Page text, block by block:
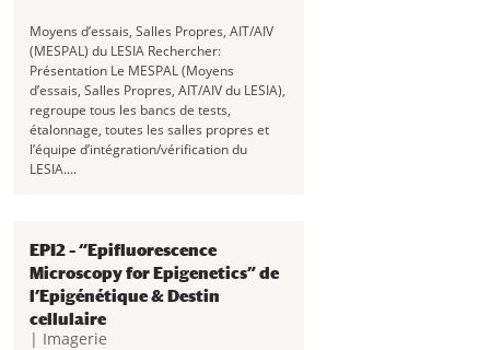
Moyens d’essais, Salles Propres, AIT/AIV
(MESPAL) du LESIA Rechercher:
Présentation Le MESPAL (Moyens
d’essais, Salles Propres, AIT/AIV du LESIA),
regroupe tous les bancs de tests,
étalonnage, toutes les salles propres et
l’équipe d’intégration/vérification du
LESIA....
EPI2 – “Epifluorescence
Microscopy for Epigenetics” de
l’Epigénétique & Destin
cellulaire
| Imagerie